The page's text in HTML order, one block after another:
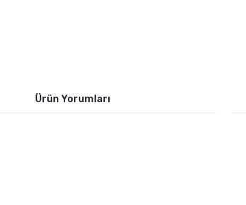
Ürün Yorumları